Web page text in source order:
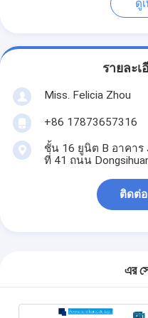
ดู
รายละ
Miss. Felicia Zhou
+86 17873657316
ชั้น 16 ยูนิต B อาคาร
ที่ 41 ถนน
ติดต่
এর